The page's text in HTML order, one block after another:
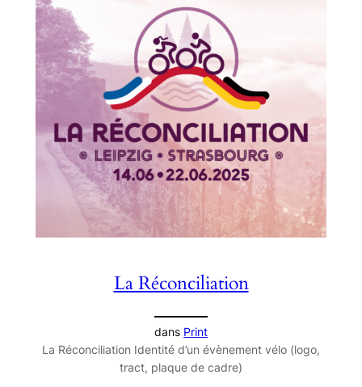
La Réconciliation
dans Print
La Réconciliation Identité d’un évènement vélo (logo,
tract, plaque de cadre)